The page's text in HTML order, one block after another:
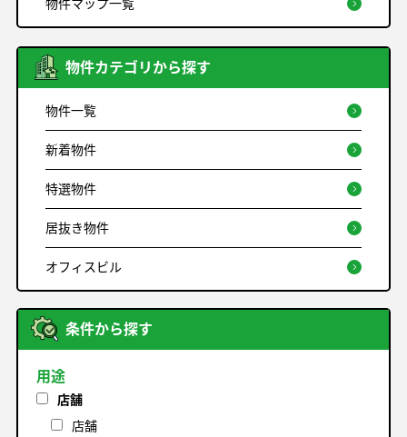
物件カテゴリから探す
物件一覧
新着物件
特選物件
居抜き物件
オフィスビル
条件から探す
用途
店舗
店舗